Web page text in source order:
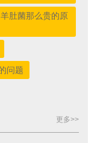
肚菌那么贵的原
问题
更多>>